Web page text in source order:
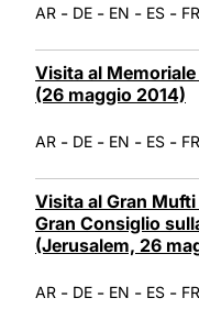
AR - DE - EN - ES - FR
Visita al
(26 maggio 2014)
AR - DE - EN - ES - FR
Visita al Gran
Gran Consiglio
(Jerusalem, 26
AR - DE - EN - ES - FR